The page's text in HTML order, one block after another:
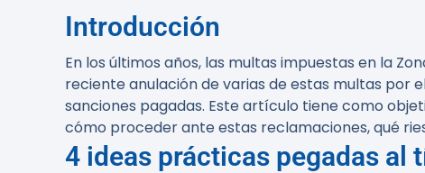
Introducción
En los últimos años, las multas impuestas en la
reciente anulación de varias de estas multas por
sanciones pagadas. Este artículo tiene como
cómo proceder ante estas reclamaciones, qué
4 ideas prácticas pegadas al